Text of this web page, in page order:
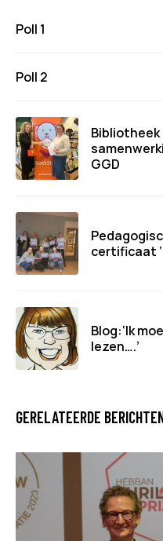
Poll 1
Poll 2
GGD
certificaat
Blog:‘Ik
lezen….’
GERELATEERDE